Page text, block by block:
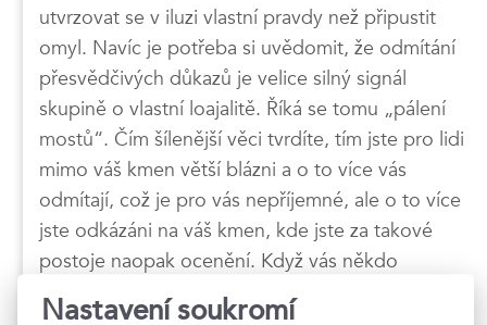
utvrzovat se v iluzi vlastní pravdy než připustit
omyl. Navíc je potřeba si uvědomit, že odmítání
přesvědčivých důkazů je velice silný signál
skupině o vlastní loajalitě. Říká se tomu „pálení
mostů“. Čím šílenější věci tvrdíte, tím jste pro lidi
mimo váš kmen větší blázni a o to více vás
odmítají, což je pro vás nepříjemné, ale o to více
jste odkázáni na váš kmen, kde jste za takové
postoje naopak ocenění. Když vás někdo
Nastavení soukromí